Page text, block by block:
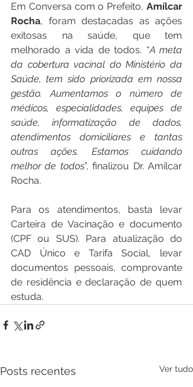
Em Conversa com o Prefeito, Amílcar
Rocha, foram destacadas as ações
exitosas na saúde, que tem
melhorado a vida de todos. “A meta
da cobertura vacinal do Ministério da
Saúde, tem sido priorizada em nossa
gestão. Aumentamos o número de
médicos, especialidades, equipes de
saúde, informatização de dados,
atendimentos domiciliares e tantas
outras ações. Estamos cuidando
melhor de todos”, finalizou Dr. Amílcar
Rocha.
Para os atendimentos, basta levar
Carteira de Vacinação e documento
(CPF ou SUS). Para atualização do
CAD Único e Tarifa Social, levar
documentos pessoais, comprovante
de residência e declaração de quem
estuda.
Posts recentes Ver tudo